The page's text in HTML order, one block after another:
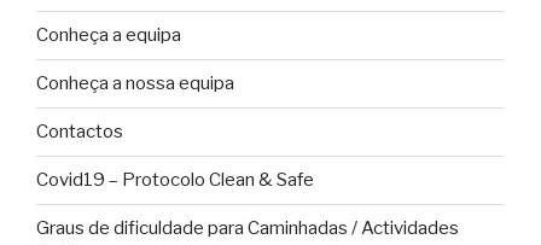
Conheça a equipa
Conheça a nossa equipa
Contactos
Covid19 – Protocolo Clean & Safe
Graus de dificuldade para Caminhadas / Actividades